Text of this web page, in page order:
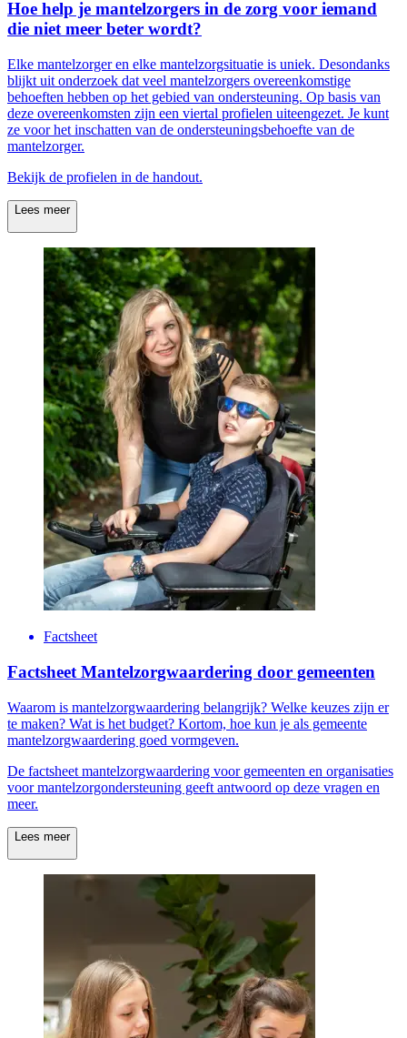
Hoe help je mantelzorgers in de zorg voor iemand
die niet meer beter wordt?
Elke mantelzorger en elke mantelzorgsituatie is uniek. Desondanks
blijkt uit onderzoek dat veel mantelzorgers overeenkomstige
behoeften hebben op het gebied van ondersteuning. Op basis van
deze overeenkomsten zijn een viertal profielen uiteengezet. Je kunt
ze voor het inschatten van de ondersteuningsbehoefte van de
mantelzorger.
Bekijk de profielen in de handout.
Lees meer
Factsheet
Factsheet Mantelzorgwaardering door gemeenten
Waarom is mantelzorgwaardering belangrijk? Welke keuzes zijn er
te maken? Wat is het budget? Kortom, hoe kun je als gemeente
mantelzorgwaardering goed vormgeven.
De factsheet mantelzorgwaardering voor gemeenten en organisaties
voor mantelzorgondersteuning geeft antwoord op deze vragen en
meer.
Lees meer